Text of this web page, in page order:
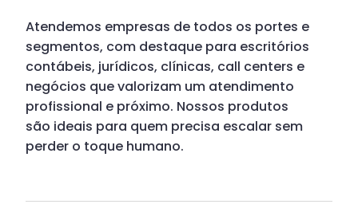
Atendemos empresas de todos os portes e
segmentos, com destaque para escritórios
contábeis, jurídicos, clínicas, call centers e
negócios que valorizam um atendimento
profissional e próximo. Nossos produtos
são ideais para quem precisa escalar sem
perder o toque humano.